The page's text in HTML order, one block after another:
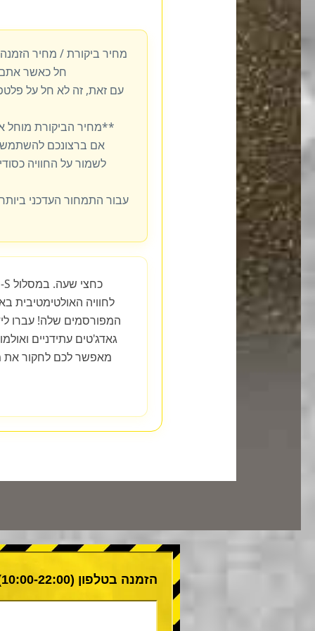
מחיר ביקורת / מחיר
חל כאשר
עם זאת, זה לא חל על
**מחיר הביקורת מוחל
אם ברצונכם להשתמש
לשמור על החוויה
עבור התמחור העדכני
לחוויה האולטימטיבית
המפורסמים שלה! עברו ליד
גאדג'טים עתידניים
מאפשר לכם לחקור את
הזמנה בטלפון (10:00-22:00)